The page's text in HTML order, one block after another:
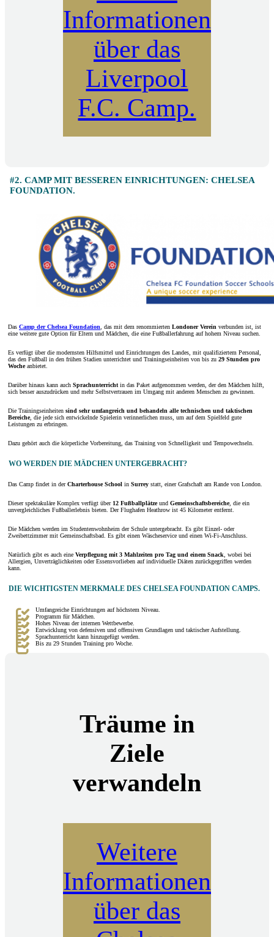
Informationen
über das
Liverpool
F.C. Camp.
#2. CAMP MIT BESSEREN EINRICHTUNGEN: CHELSEA
FOUNDATION.
Das Camp der Chelsea Foundation , das mit dem renommierten Londoner Verein verbunden ist, ist
eine weitere gute Option für Eltern und Mädchen, die eine Fußballerfahrung auf hohem Niveau suchen.
Es verfügt über die modernsten Hilfsmittel und Einrichtungen des Landes, mit qualifiziertem Personal,
das den Fußball in den frühen Stadien unterrichtet und Trainingseinheiten von bis zu 29 Stunden pro
Wocheanbietet.
Darüber hinaus kann auch Sprachunterricht in das Paket aufgenommen werden, der den Mädchen hilft,
sich besser auszudrücken und mehr Selbstvertrauen im Umgang mit anderen Menschen zu gewinnen.
Die Trainingseinheiten sind sehr umfangreich und behandeln alle technischen und taktischen
Bereiche, die jede sich entwickelnde Spielerin verinnerlichen muss, um auf dem Spielfeld gute
Leistungen zu erbringen.
Dazu gehört auch die körperliche Vorbereitung, das Training von Schnelligkeit und Tempowechseln.
WO WERDEN DIE MÄDCHEN UNTERGEBRACHT?
Das Camp findet in derCharterhouse School in Surrey statt, einer Grafschaft am Rande von London.
Dieser spektakuläre Komplex verfügt über 12 Fußballplätzeund Gemeinschaftsbereiche, die ein
unvergleichliches Fußballerlebnis bieten. Der Flughafen Heathrow ist 45 Kilometer entfernt.
Die Mädchen werden im Studentenwohnheim der Schule untergebracht. Es gibt Einzel- oder
Zweibettzimmer mit Gemeinschaftsbad. Es gibt einen Wäscheservice und einen Wi-Fi-Anschluss.
Natürlich gibt es auch eine Verpflegung mit 3 Mahlzeiten pro Tag und einem Snack, wobei bei
Allergien, Unverträglichkeiten oder Essensvorlieben auf individuelle Diäten zurückgegriffen werden
kann.
DIE WICHTIGSTEN MERKMALE DES CHELSEA FOUNDATION CAMPS.
Umfangreiche Einrichtungen auf höchstem Niveau.
Programm für Mädchen.
Hohes Niveau der internen Wettbewerbe.
Entwicklung von defensiven und offensiven Grundlagen und taktischer Aufstellung.
Sprachunterricht kann hinzugefügt werden.
Bis zu 29 Stunden Training pro Woche.
Träume in
Ziele
verwandeln
Weitere
Informationen
über das